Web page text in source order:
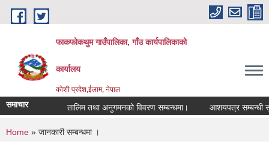
Skip to main content
फाकफोकथुम गाउँपालिका, गाँउ कार्यपालिकाको
कार्यालय
कोशी प्रदेश,ईलाम, नेपाल
समाचार तालिम तथा अनुगमनको विवरण सम्बन्धमा। आशयपत्र सम्बन्धी
You are here
Home » जानकारी सम्बन्धमा ।